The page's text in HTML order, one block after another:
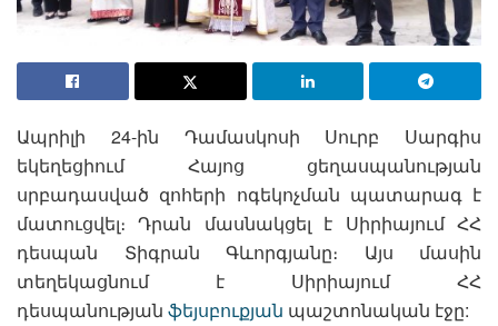
Ապրիլի 24-ին Դամասկոսի Սուրբ Սարգիս
եկեղեցիում Հայոց ցեղասպանության
սրբադասված զոհերի ոգեկոչման պատարագ է
մատուցվել։ Դրան մասնակցել է Սիրիայում ՀՀ
դեսպան Տիգրան Գևորգյանը։ Այս մասին
տեղեկացնում է Սիրիայում ՀՀ
դեսպանության ֆեյսբուքյան պաշտոնական էջը: